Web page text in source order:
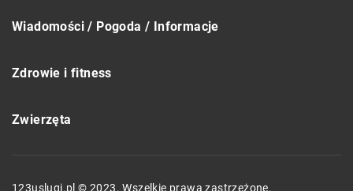
Wiadomości / Pogoda / Informacje
Zdrowie i fitness
Zwierzęta
123uslugi.pl © 2023. Wszelkie prawa zastrzeżone.